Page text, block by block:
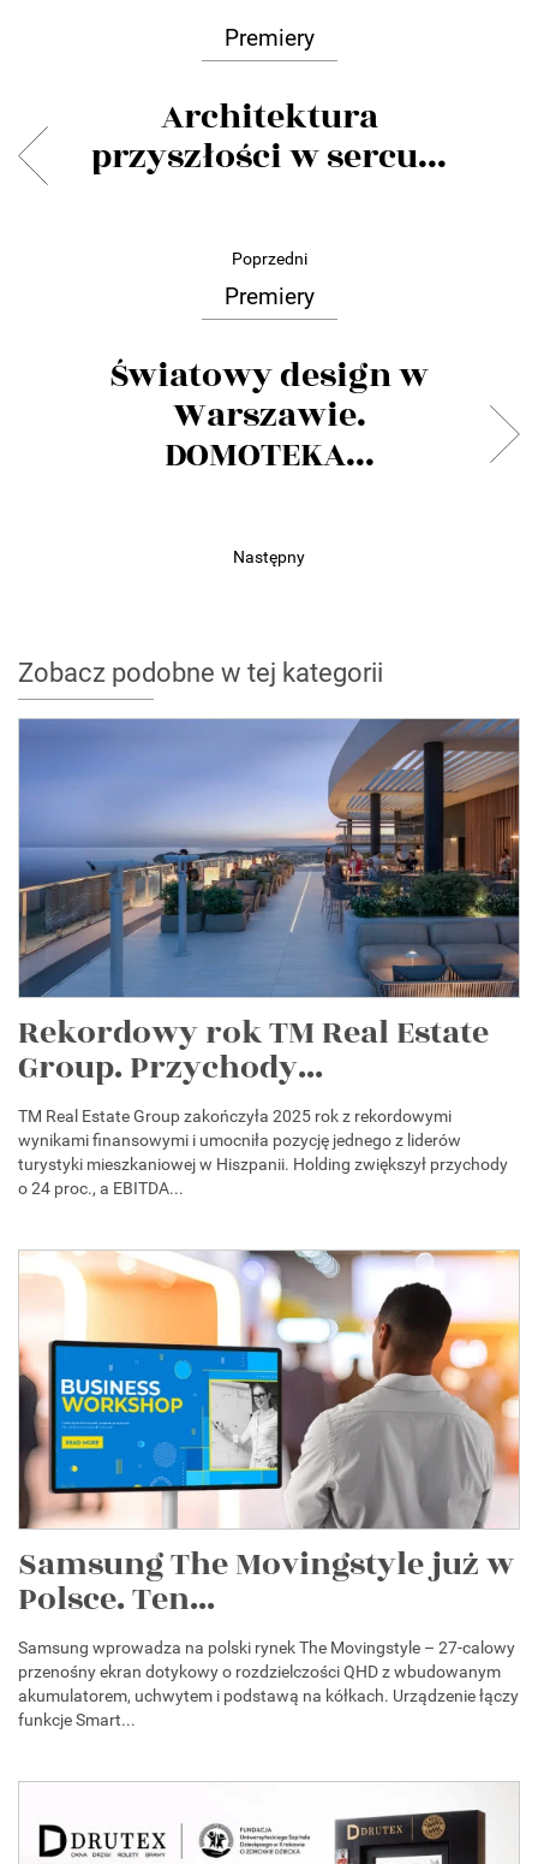
Premiery
Architektura
przyszłości w sercu...
Poprzedni
Premiery
Światowy design w
Warszawie.
DOMOTEKA...
Następny
Zobacz podobne w tej kategorii
Rekordowy rok TM Real Estate
Group. Przychody...
TM Real Estate Group zakończyła 2025 rok z rekordowymi
wynikami finansowymi i umocniła pozycję jednego z liderów
turystyki mieszkaniowej w Hiszpanii. Holding zwiększył przychody
o 24 proc., a EBITDA...
Samsung The Movingstyle już w
Polsce. Ten...
Samsung wprowadza na polski rynek The Movingstyle – 27-calowy
przenośny ekran dotykowy o rozdzielczości QHD z wbudowanym
akumulatorem, uchwytem i podstawą na kółkach. Urządzenie łączy
funkcje Smart...